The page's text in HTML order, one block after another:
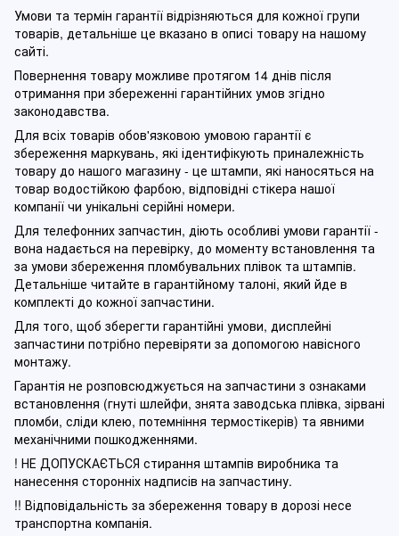
Умови та термін гарантії відрізняються для кожної групи
товарів, детальніше це вказано в описі товару на нашому
сайті.
Повернення товару можливе протягом 14 днів після
отримання при збереженні гарантійних умов згідно
законодавства.
Для всіх товарів обов'язковою умовою гарантії є
збереження маркувань, які ідентифікують приналежність
товару до нашого магазину - це штампи, які наносяться на
товар водостійкою фарбою, відповідні стікера нашої
компанії чи унікальні серійні номери.
Для телефонних запчастин, діють особливі умови гарантії -
вона надається на перевірку, до моменту встановлення та
за умови збереження пломбувальних плівок та штампів.
Детальніше читайте в гарантійному талоні, який йде в
комплекті до кожної запчастини.
Для того, щоб зберегти гарантійні умови, дисплейні
запчастини потрібно перевіряти за допомогою навісного
монтажу.
Гарантія не розповсюджується на запчастини з ознаками
встановлення (гнуті шлейфи, знята заводська плівка, зірвані
пломби, сліди клею, потемніння термостікерів) та явними
механічними пошкодженнями.
! НЕ ДОПУСКАЄТЬСЯ стирання штампів виробника та
нанесення сторонніх надписів на запчастину.
!! Відповідальність за збереження товару в дорозі несе
транспортна компанія.